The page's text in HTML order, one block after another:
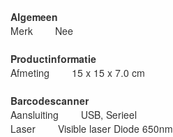
Algemeen
Merk Nee
Productinformatie
Afmeting 15 x 15 x 7.0 cm
Barcodescanner
Aansluiting USB, Serieel
Laser Visible laser Diode 650nm